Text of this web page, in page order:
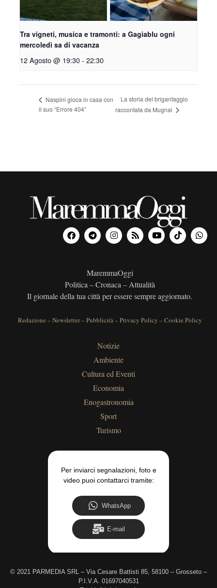
Tra vigneti, musica e tramonti: a Gagiablu ogni
mercoledì sa di vacanza
12 Agosto @ 19:30- 22:30
Naspini gioca in casa con
il suo “Errore 404”
La storia del brigantaggio
raccontata da Mugnai
MaremmaOggi
Politica – Cronaca – Attualità
Il giornale della tua città per essere sempre aggiornato.
Redazione –Newsletter–Pubblicità–Privacy Policy –Cookie Policy
Notizie
Ambiente
Cultura ed Eventi
Economia
Enogastronomia
Sport
Turismo
Per inviarci segnalazioni, foto e
video puoi contattarci tramite:
WhatsApp
E-mail
© 2021 PARMEDIA SRL – Via Cesare Battisti 85, 58100 – Grosseto –
P.I.V.A. 01697040531